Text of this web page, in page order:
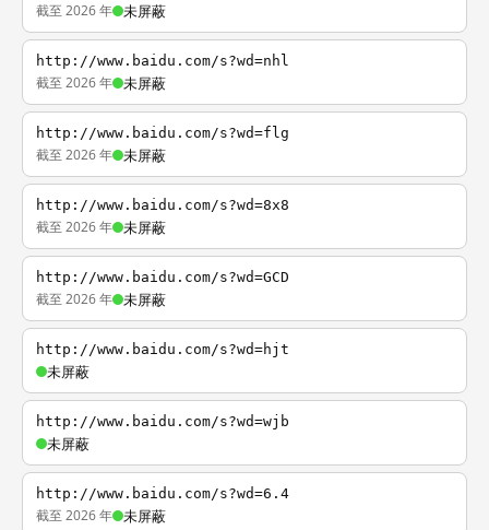
截至 2026 年 未屏蔽
http://www.baidu.com/s?wd=nhl
截至 2026 年 未屏蔽
http://www.baidu.com/s?wd=flg
截至 2026 年 未屏蔽
http://www.baidu.com/s?wd=8x8
截至 2026 年 未屏蔽
http://www.baidu.com/s?wd=GCD
截至 2026 年 未屏蔽
http://www.baidu.com/s?wd=hjt
未屏蔽
http://www.baidu.com/s?wd=wjb
未屏蔽
http://www.baidu.com/s?wd=6.4
截至 2026 年 未屏蔽